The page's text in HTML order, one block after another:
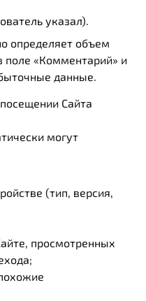
указал).
определяет объем
поле «Комментарий» и
данные.
Сайта
могут
(тип, версия,
просмотренных